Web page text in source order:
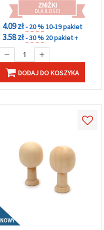
ZNIŻKI
DLA ILOŚCI
4.09 zł- 20 %10-19 pakiet
3.58 zł- 30 % 20 pakiet +
DODAJ DO KOSZYKA
NOWY